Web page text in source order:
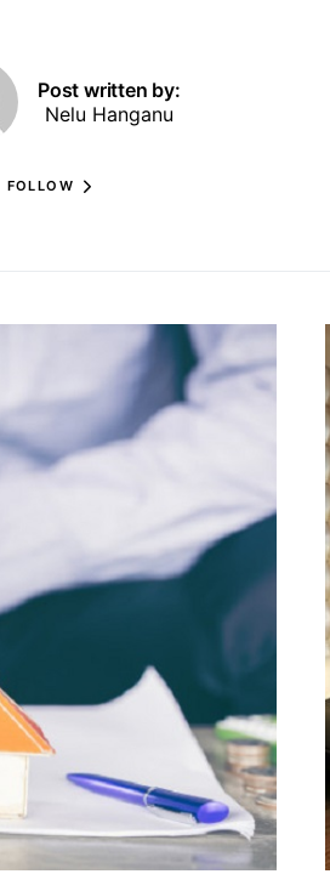
Post written by:
Nelu Hanganu
FOLLOW